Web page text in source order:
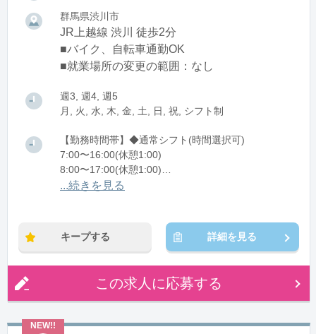
群馬県渋川市
JR上越線 渋川 徒歩2分
■バイク、自転車通勤OK
■就業場所の変更の範囲：なし
週3, 週4, 週5
月, 火, 水, 木, 金, 土, 日, 祝, シフト制
【勤務時間帯】◆通常シフト(時間選択可)
7:00〜16:00(休憩1:00)
8:00〜17:00(休憩1:00)
12:00〜21:00(休憩1:00)
...続きを見る
キープする 詳細を見る
この求人に応募する